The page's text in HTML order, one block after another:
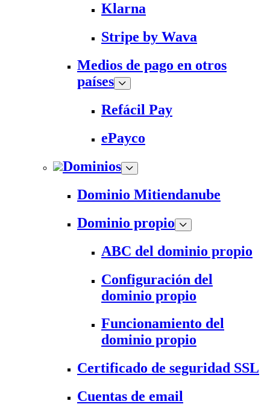
Klarna
Stripe by Wava
Medios de pago en otros
países
Refácil Pay
ePayco
Dominios
Dominio Mitiendanube
Dominio propio
ABC del dominio propio
Configuración del
dominio propio
Funcionamiento del
dominio propio
Certificado de seguridad SSL
Cuentas de email